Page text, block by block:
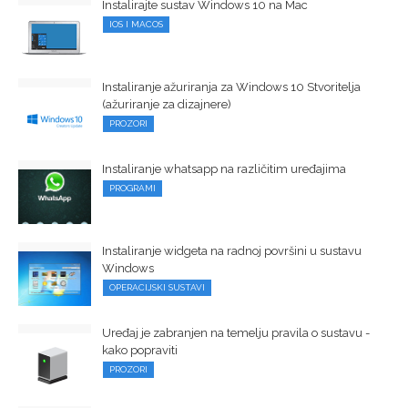
Instalirajte sustav Windows 10 na Mac
IOS I MACOS
Instaliranje ažuriranja za Windows 10 Stvoritelja
(ažuriranje za dizajnere)
PROZORI
Instaliranje whatsapp na različitim uređajima
PROGRAMI
Instaliranje widgeta na radnoj površini u sustavu
Windows
OPERACIJSKI SUSTAVI
Uređaj je zabranjen na temelju pravila o sustavu -
kako popraviti
PROZORI